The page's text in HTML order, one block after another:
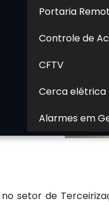
Portaria
Controle de
CFTV
Cerca elétrica
Alarmes em
Horas no
qualidade,
também
Quer
setor de